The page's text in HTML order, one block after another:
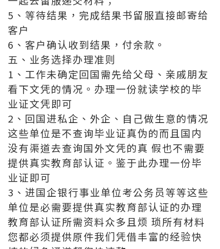
5、等待结果，完成结果书留服直接邮寄给
客户
6、客户确认收到结果，付余款。
五、业务选择办理准则
1、工作未确定回国需先给父母、亲戚朋友
看下文凭的情况。办理一份就读学校的毕
业证文凭即可
2、回国进私企、外企、自己做生意的情况
这些单位是不查询毕业证真伪的而且国内
没有渠道去查询国外文凭的真 假也不需要
提供真实教育部认证。鉴于此办理一份毕
业证即可
3、进国企银行事业单位考公务员等等这些
单位是必需要提供真实教育部认证的办理
教育部认证所需资料众多且烦 琐所有材料
您都必须提供原件我们凭借丰富的经验快